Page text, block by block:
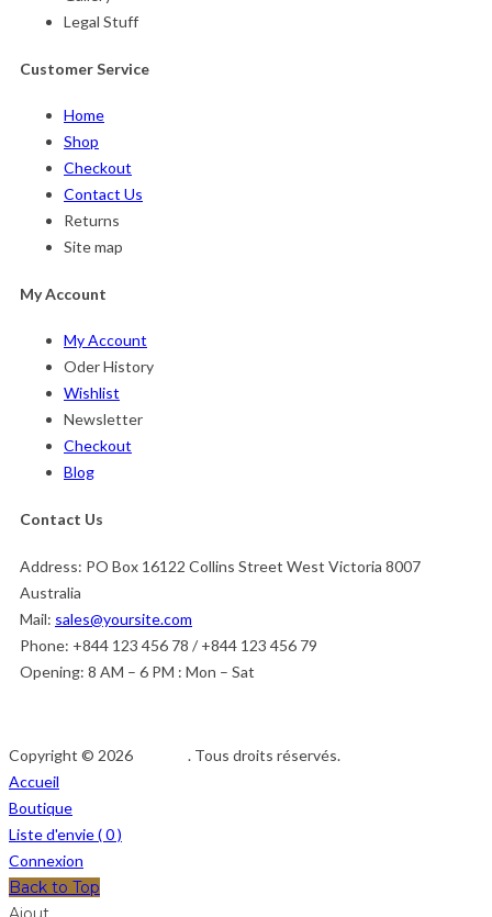
Legal Stuff
Customer Service
Home
Shop
Checkout
Contact Us
Returns
Site map
My Account
My Account
Oder History
Wishlist
Newsletter
Checkout
Blog
Contact Us
Address: PO Box 16122 Collins Street West Victoria 8007
Australia
Mail: sales@yoursite.com
Phone: +844 123 456 78 / +844 123 456 79
Opening: 8 AM – 6 PM : Mon – Sat
Copyright © 2026
. Tous droits réservés.
Accueil
Boutique
Liste d'envie (0)
Connexion
Back to Top